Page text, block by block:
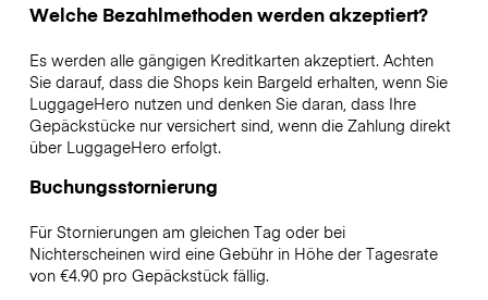
Welche Bezahlmethoden werden akzeptiert?
Es werden alle gängigen Kreditkarten akzeptiert. Achten
Sie darauf, dass die Shops kein Bargeld erhalten, wenn Sie
LuggageHero nutzen und denken Sie daran, dass Ihre
Gepäckstücke nur versichert sind, wenn die Zahlung direkt
über LuggageHero erfolgt.
Buchungsstornierung
Für Stornierungen am gleichen Tag oder bei
Nichterscheinen wird eine Gebühr in Höhe der Tagesrate
von €4.90 pro Gepäckstück fällig.